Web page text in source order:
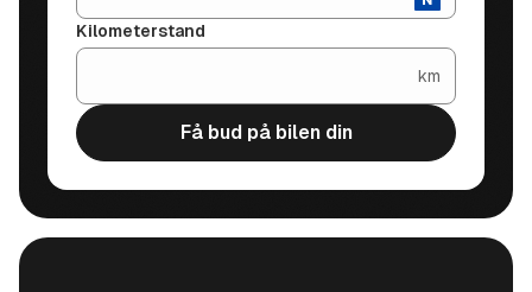
Kilometerstand
km
Få bud på bilen din